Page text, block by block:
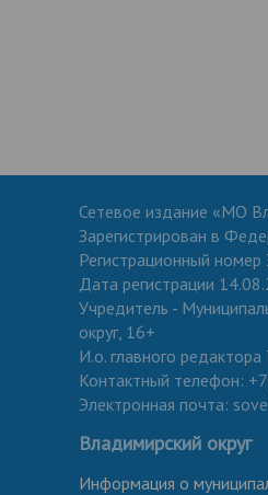
Сетевое издание «МО
Зарегистрирован в
Регистрационный
Дата регистрации
Учредитель -
округ, 16+
И.о. главного редактора
Контактный телефон:
Электронная почта:
Владимирский округ
Информация о